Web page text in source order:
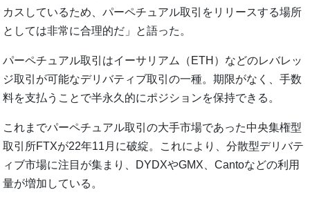
カスしているため、パーペチュアル取引をリリースする場所
としては非常に合理的だ」と語った。
パーペチュアル取引はイーサリアム（ETH）などのレバレッ
ジ取引が可能なデリバティブ取引の一種。期限がなく、手数
料を支払うことで半永久的にポジションを保持できる。
これまでパーペチュアル取引の大手市場であった中央集権型
取引所FTXが22年11月に破綻。これにより、分散型デリバテ
ィブ市場に注目が集まり、DYDXやGMX、Cantoなどの利用
量が増加している。